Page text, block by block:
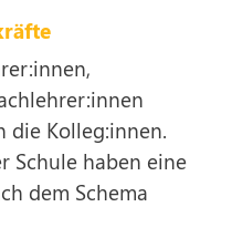
die Kolleg:innen.
Schule haben eine
dem Schema